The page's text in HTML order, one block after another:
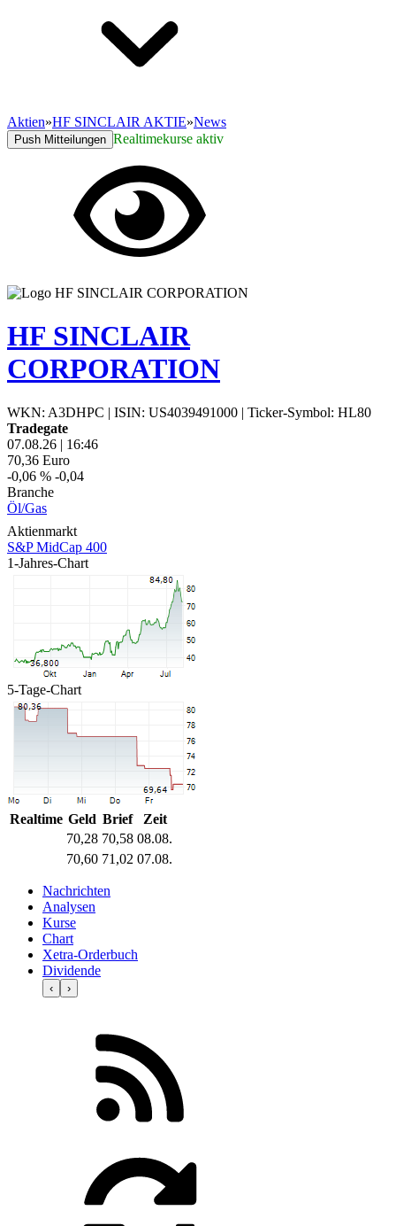
Aktien»HF SINCLAIR AKTIE»News
Push Mitteilungen Realtimekurse aktiv
HF SINCLAIR
CORPORATION
WKN: A3DHPC | ISIN: US4039491000 | Ticker-Symbol: HL80
Tradegate
07.08.26 | 16:46
70,36 Euro
-0,06 % -0,04
Branche
Öl/Gas
Aktienmarkt
S&P MidCap 400
1-Jahres-Chart
5-Tage-Chart
Realtime Geld Brief
Zeit
70,28 70,58 08.08.
70,60 71,02 07.08.
Nachrichten
Analysen
Kurse
Chart
Xetra-Orderbuch
Dividende
‹ ›